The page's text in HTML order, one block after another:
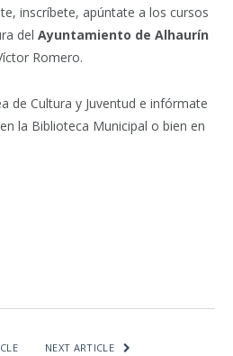
inscríbete, apúntate a los cursos
del Ayuntamiento de Alhaurín
Romero.
de Cultura y Juventud e infórmate
la Biblioteca Municipal o bien en
NEXT ARTICLE